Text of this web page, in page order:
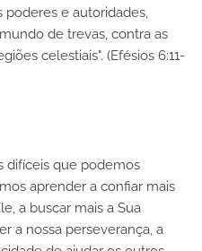
poderes e autoridades,
de trevas, contra as
celestiais". (Efésios 6:11-
difíceis que podemos
aprender a confiar mais
a buscar mais a Sua
a nossa perseverança, a